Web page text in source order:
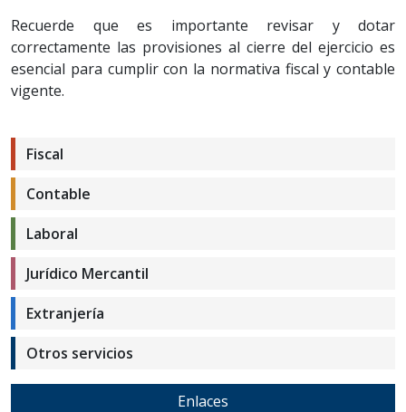
Recuerde que es importante revisar y dotar
correctamente las provisiones al cierre del ejercicio es
esencial para cumplir con la normativa fiscal y contable
vigente.
Fiscal
Contable
Laboral
Jurídico Mercantil
Extranjería
Otros servicios
Enlaces